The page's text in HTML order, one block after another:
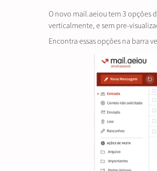
O novo mail.aeiou tem 3 opções
verticalmente, e sem pre-
Encontra essas opções na barra